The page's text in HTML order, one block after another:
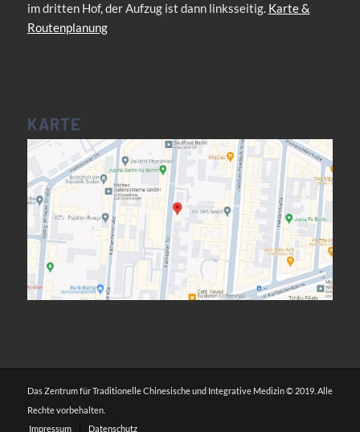
im dritten Hof, der Aufzug ist dann linksseitig. Karte &
Routenplanung
KARTE
Das Zentrum für Traditionelle Chinesische und Integrative Medizin © 2019. Alle
Rechte vorbehalten.
Impressum
Datenschutz